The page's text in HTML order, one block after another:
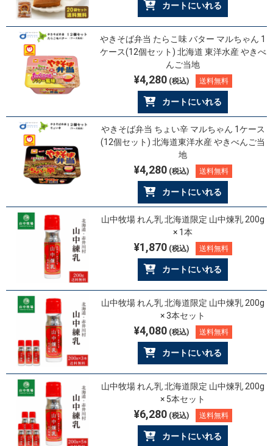
カートにいれる
やきそば弁当 たらこ味 バター マルちゃん 1
ケース(12個セット) 北海道 東洋水産 やきべ
んご当地
¥4,280(税込) 送料無料
カートにいれる
やきそば弁当 ちょい辛 マルちゃん 1ケース
(12個セット) 北海道東洋水産 やきべんご当
地
¥4,280(税込) 送料無料
カートにいれる
山中牧場 れん乳 北海道限定 山中煉乳 200g
× 1本
¥1,870(税込) 送料無料
カートにいれる
山中牧場 れん乳 北海道限定 山中煉乳 200g
× 3本セット
¥4,080(税込) 送料無料
カートにいれる
山中牧場 れん乳 北海道限定 山中煉乳 200g
× 5本セット
¥6,280(税込) 送料無料
カートにいれる